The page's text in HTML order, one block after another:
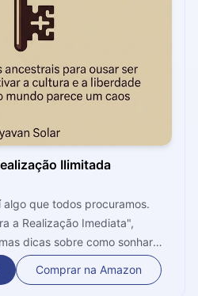
Ilimitada
que todos procuramos.
a Realização Imediata",
dicas sobre como sonhar
com o local onde se
a vida é um grande caminho,
Comprar na Amazon